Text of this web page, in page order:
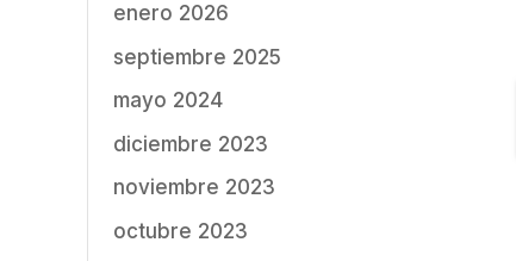
enero 2026
septiembre 2025
mayo 2024
diciembre 2023
noviembre 2023
octubre 2023